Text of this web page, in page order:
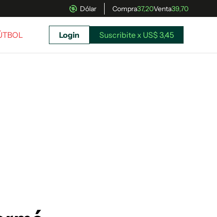
Dólar Compra37,20Venta39,70
Login Suscribite x US$ 3,45